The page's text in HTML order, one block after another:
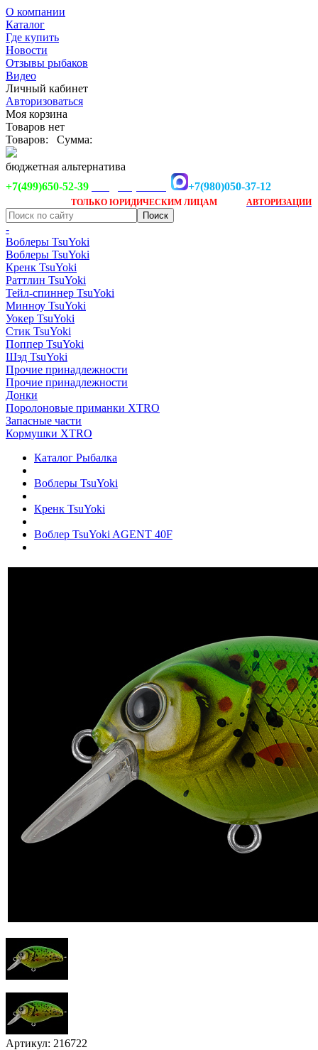
О компании
Каталог
Где купить
Новости
Отзывы рыбаков
Видео
Личный кабинет
Авторизоваться
Моя корзина
Товаров нет
Товаров:
Сумма:
бюджетная альтернатива
+7(499)650-52-39
+7(980)050-37-12
ТОЛЬКО ЮРИДИЧЕСКИМ ЛИЦАМ АВТОРИЗАЦИИ
-
Воблеры TsuYoki
Воблеры TsuYoki
Кренк TsuYoki
Раттлин TsuYoki
Тейл-спиннер TsuYoki
Минноу TsuYoki
Уокер TsuYoki
Стик TsuYoki
Поппер TsuYoki
Шэд TsuYoki
Прочие принадлежности
Прочие принадлежности
Донки
Поролоновые приманки XTRO
Запасные части
Кормушки XTRO
Каталог Рыбалка
Воблеры TsuYoki
Кренк TsuYoki
Воблер TsuYoki AGENT 40F
Артикул: 216722